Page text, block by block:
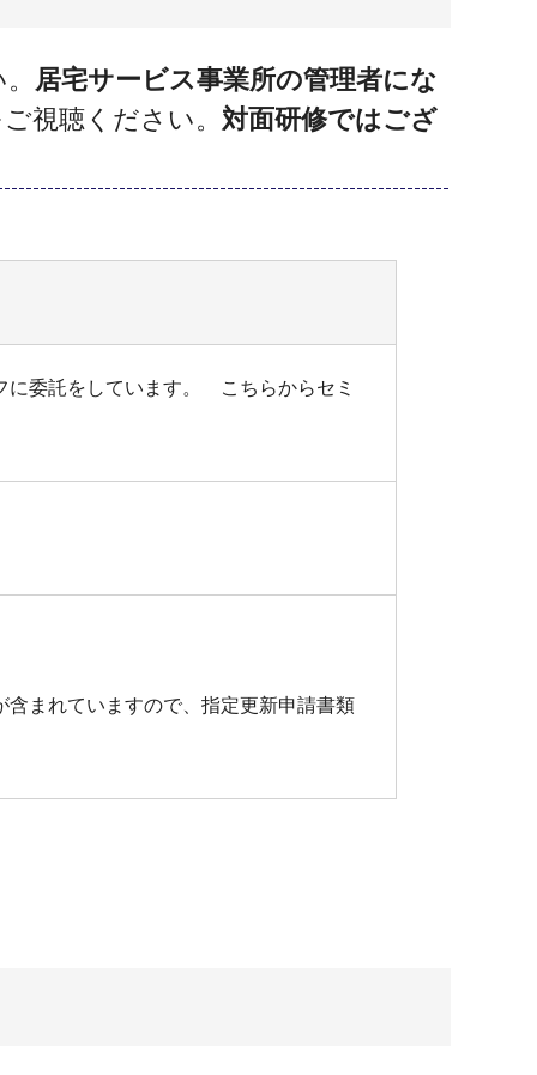
居宅サービス事業所の管理者にな
視聴ください。 対面研修ではござ
に委託をしています。 こちらからセミ
まれていますので、指定更新申請書類